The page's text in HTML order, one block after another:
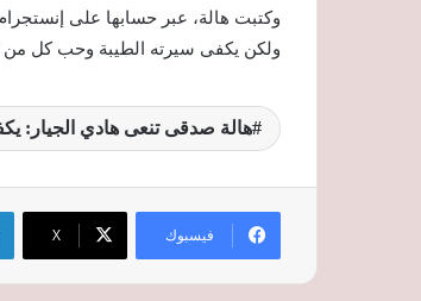
وكتبت هالة، عبر حسابها على
ولكن يكفى سيرته الطيبة وحب كل من
هالة صدقى تنعى هادي الجيار:
فيسبوك ‫X